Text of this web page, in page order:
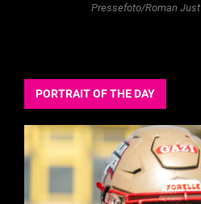
Pressefoto/Roman Just
PORTRAIT OF THE DAY